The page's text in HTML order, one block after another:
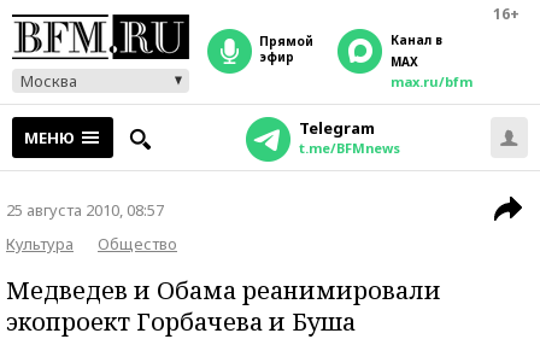
16+
Москва
прямой
эфир
Канал в
MAX
max.ru/bfm
МЕНЮ Telegram
t.me/BFMnews
25 августа 2010, 08:57
Культура
Общество
Медведев и Обама реанимировали
экопроект Горбачева и Буша